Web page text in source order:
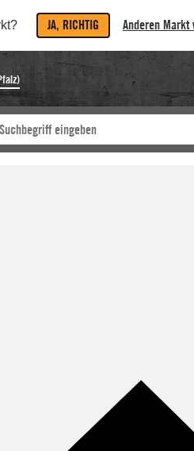
JA, RICHTIG Anderen Markt